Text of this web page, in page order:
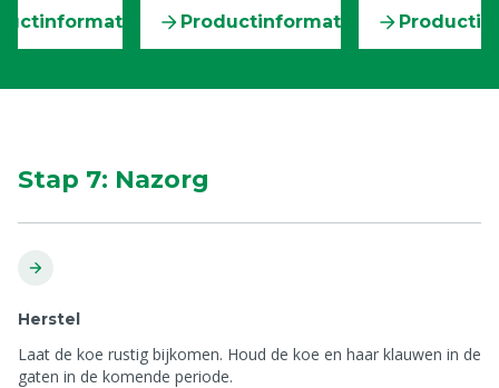
Productinformatie
Stap 7: Nazorg
Herstel
Laat de koe rustig bijkomen. Houd de koe en haar klauwen in de
gaten in de komende periode.